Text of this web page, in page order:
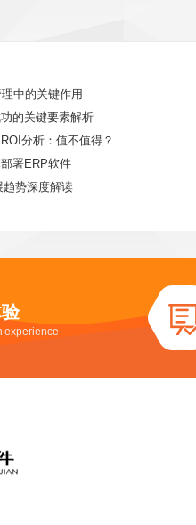
中的关键作用
的关键要素解析
分析：值不值得？
署ERP软件
趋势深度解读
experience